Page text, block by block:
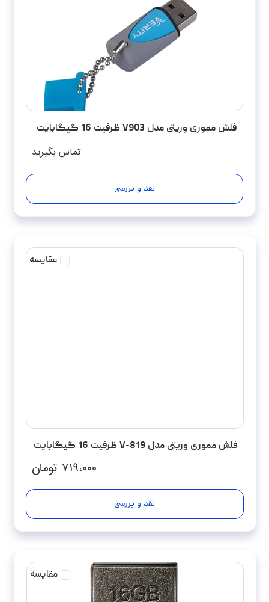
فلش مموری وریتی مدل V903 ظرفیت 16 گیگابایت
تماس بگیرید
نقد و بررسی
مقایسه
فلش مموری وریتی مدل V-819 ظرفیت 16 گیگابایت
۷۱۹،۰۰۰ تومان
نقد و بررسی
مقایسه